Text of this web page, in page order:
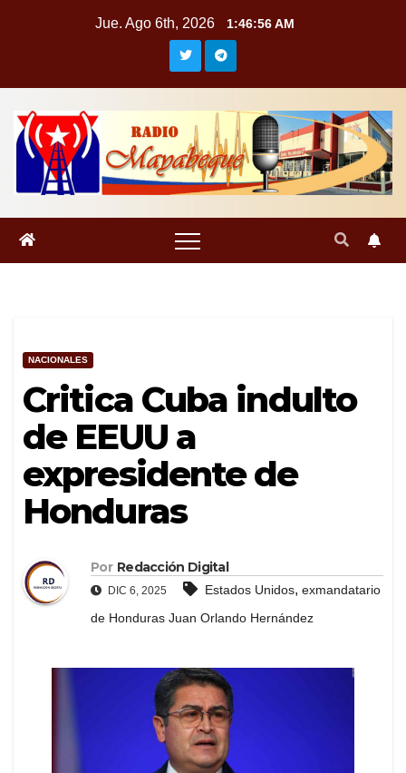
Jue. Ago 6th, 2026 1:46:57 AM
NACIONALES
Critica Cuba indulto
de EEUU a
expresidente de
Honduras
Por Redacción Digital
DIC 6, 2025 Estados Unidos, exmandatario
de Honduras Juan Orlando Hernández